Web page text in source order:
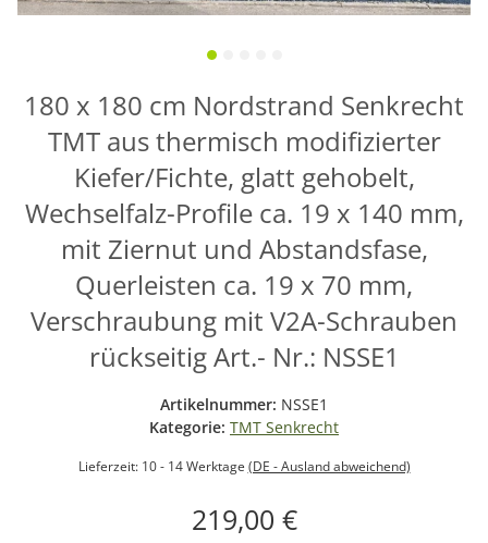
180 x 180 cm Nordstrand Senkrecht
TMT aus thermisch modifizierter
Kiefer/Fichte, glatt gehobelt,
Wechselfalz-Profile ca. 19 x 140 mm,
mit Ziernut und Abstandsfase,
Querleisten ca. 19 x 70 mm,
Verschraubung mit V2A-Schrauben
rückseitig Art.- Nr.: NSSE1
Artikelnummer: NSSE1
Kategorie: TMT Senkrecht
Lieferzeit: 10 - 14 Werktage (DE - Ausland abweichend)
219,00 €